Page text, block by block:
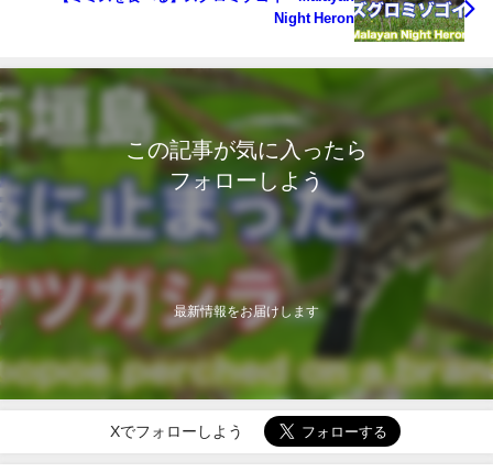
Night Heron
この記事が気に入ったら
フォローしよう
最新情報をお届けします
Xでフォローしよう